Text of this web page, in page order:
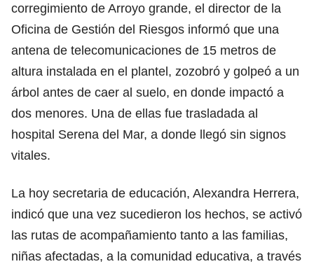
corregimiento de Arroyo grande, el director de la
Oficina de Gestión del Riesgos informó que una
antena de telecomunicaciones de 15 metros de
altura instalada en el plantel, zozobró y golpeó a un
árbol antes de caer al suelo, en donde impactó a
dos menores. Una de ellas fue trasladada al
hospital Serena del Mar, a donde llegó sin signos
vitales.
La hoy secretaria de educación, Alexandra Herrera,
indicó que una vez sucedieron los hechos, se activó
las rutas de acompañamiento tanto a las familias,
niñas afectadas, a la comunidad educativa, a través